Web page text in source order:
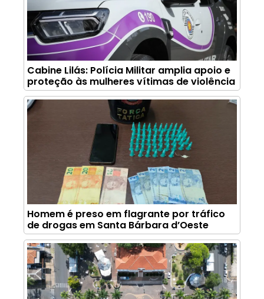
Cabine Lilás: Polícia Militar amplia apoio e
proteção às mulheres vítimas de violência
Homem é preso em flagrante por tráfico
de drogas em Santa Bárbara d’Oeste